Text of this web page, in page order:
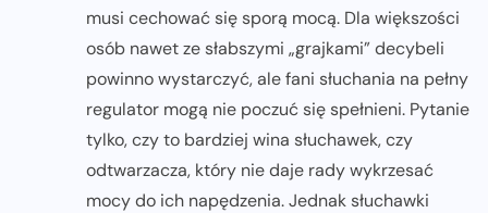
musi cechować się sporą mocą. Dla większości
osób nawet ze słabszymi „grajkami” decybeli
powinno wystarczyć, ale fani słuchania na pełny
regulator mogą nie poczuć się spełnieni. Pytanie
tylko, czy to bardziej wina słuchawek, czy
odtwarzacza, który nie daje rady wykrzesać
mocy do ich napędzenia. Jednak słuchawki